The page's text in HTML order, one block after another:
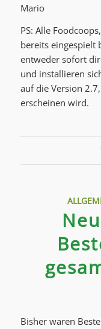
Mario
PS: Alle
bereits eingespielt
entweder sofort
und installieren
auf die Version
erscheinen wird.
Bisher waren